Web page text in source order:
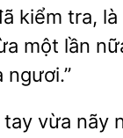
kiểm tra,
lần
ngươi.”
tay vừa nãy